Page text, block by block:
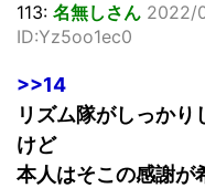
113: 名無しさん 2022/
ID:Yz5oo1ec0
>>14
リズム隊がしっか
けど
本人はそこの感謝が